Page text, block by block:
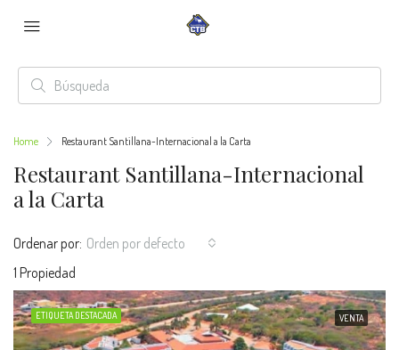
Home Restaurant Santillana-Internacional a la Carta
Restaurant Santillana-Internacional
a la Carta
1 Propiedad
Ordenar por: Orden por defecto
ETIQUETA DESTACADA VENTA